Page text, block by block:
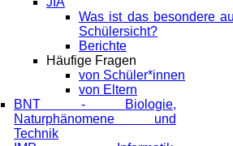
Was ist das besondere
Schülersicht?
Berichte
Häufige Fragen
von Schüler*innen
von Eltern
BNT - Biologie,
Naturphänomene und
Technik